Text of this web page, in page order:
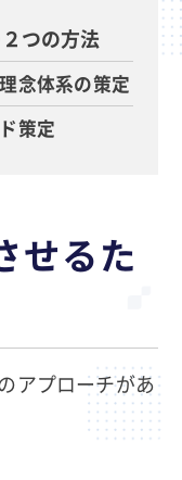
つの方法
念体系の策定
策定
せるた
アプローチがあ